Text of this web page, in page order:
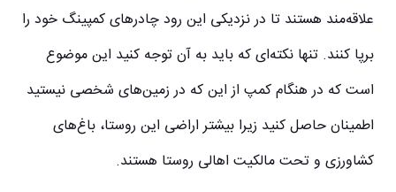
علاقه‌مند هستند تا در نزدیکی این رود چادرهای کمپینگ خود را
برپا کنند. تنها نکته‌ای که باید به آن توجه کنید این موضوع
است که در هنگام کمپ از این که در زمین‌های شخصی نیستید
اطمینان حاصل کنید زیرا بیشتر اراضی این روستا، باغ‌های
کشاورزی و تحت مالکیت اهالی روستا هستند.